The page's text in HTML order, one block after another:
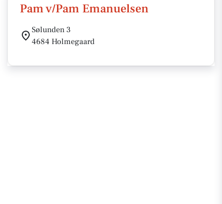
Pam v/Pam Emanuelsen
Sølunden 3
4684 Holmegaard